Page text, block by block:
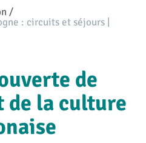
/
: circuits et séjours |
de
de la culture